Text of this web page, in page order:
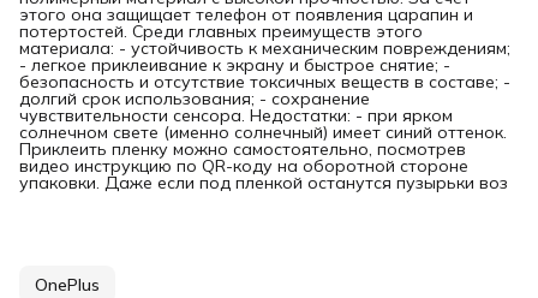
этого она защищает телефон от появления царапин и
потертостей. Среди главных преимуществ этого
материала: - устойчивость к механическим повреждениям;
- легкое приклеивание к экрану и быстрое снятие; -
безопасность и отсутствие токсичных веществ в составе; -
долгий срок использования; - сохранение
чувствительности сенсора. Недостатки: - при ярком
солнечном свете (именно солнечный) имеет синий оттенок.
Приклеить пленку можно самостоятельно, посмотрев
видео инструкцию по QR-коду на оборотной стороне
упаковки. Даже если под пленкой останутся пузырьки воз
OnePlus